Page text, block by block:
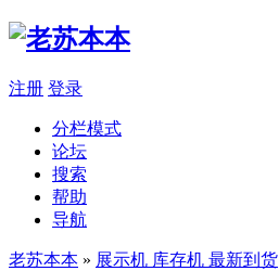
注册 登录
分栏模式
论坛
搜索
帮助
导航
老苏本本 » 展示机 库存机 最新到货